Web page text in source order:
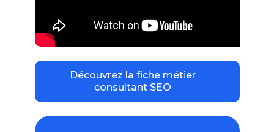
Découvrez la fiche métier
consultant SEO